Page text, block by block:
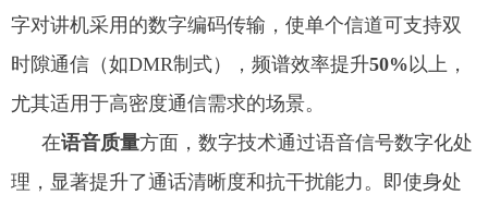
字对讲机采用的数字编码传输，使单个信道可支持双
时隙通信（如DMR制式），频谱效率提升50% 以上，
尤其适用于高密度通信需求的场景。
在语音质量方面，数字技术通过语音信号数字化处
理，显著提升了通话清晰度和抗干扰能力。即使身处